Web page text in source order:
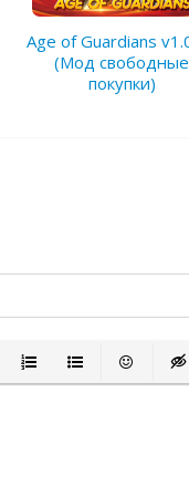
Age of Guardians
(Мод свободные
покупки)
Нумерованный список
Маркированный
Вставить